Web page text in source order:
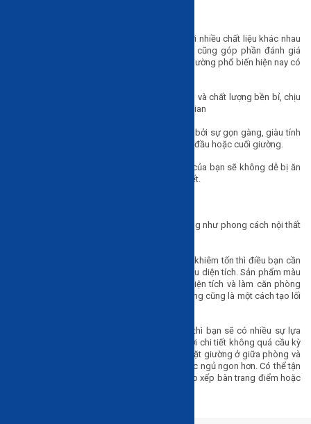
Một chiếc giường đơn có thể được thiết kế bởi nhiều chất liệu khác nhau
nên việc chọn loại chất liệu nào cho giường cũng góp phần đánh giá
được tính cách của người sử dụng. Chất liệu giường phổ biến hiện nay có
Giường đơn bằng gỗ: Với các thiết kế đa dạng và chất lượng bền bỉ, chịu
lực tốt và ít bị cong vênh hay nứt nẻ theo thời gian
Giường đơn bằng sắt: Loại này được biết đơn bởi sự gọn gàng, giàu tính
nghệ thuật với các đường nét hoa văn tinh tế ở đầu hoặc cuối giường.
Giường đơn inox: Với chất liệu này thì giường của bạn sẽ không dễ bị ăn
mòn hoặc biến dạng dưới tác động của thời tiết.
Tùy thuộc vào diện tích phòng nhỏ hay lớn cũng như phong cách nội thất
Diện tích phòng 9m2: Với khoảng không gian khiêm tốn thì điều bạn cần
là một thiết kế nhỏ gọn, không chiếm quá nhiều diện tích. Sản phẩm màu
sáng như trắng, xanh sẽ góp phần ăn gian diện tích và làm căn phòng
thêm thoáng đãng, dễ chịu. Kê giường sát tường cũng là một cách tạo lối
Diện tích phòng 15m2: Với căn phòng 15m2 thì bạn sẽ có nhiều sự lựa
chọn hơn. Kích thước giường vừa phải cùng với chi tiết không quá cầu kỳ
để tạo sự thoáng đãng cho người sử dụng. Đặt giường ở giữa phòng và
phần đầu sát tường sẽ mang đến cho bạn giấc ngủ ngon hơn. Có thể tận
dụng hai bên giường để tạo thành lối đi và sắp xếp bàn trang điểm hoặc